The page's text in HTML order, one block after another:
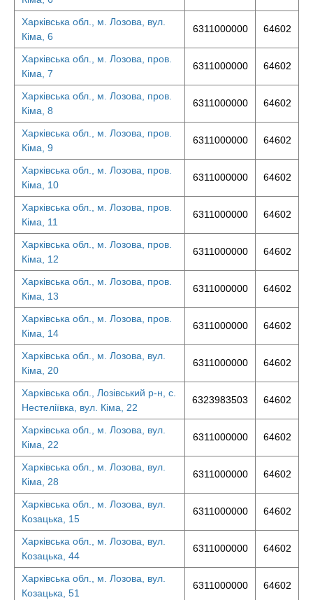
Харківська обл., м. Лозова, вул.
Кіма, 6
6311000000 64602
Харківська обл., м. Лозова, пров.
Кіма, 7
6311000000 64602
Харківська обл., м. Лозова, пров.
Кіма, 8
6311000000 64602
Харківська обл., м. Лозова, пров.
Кіма, 9
6311000000 64602
Харківська обл., м. Лозова, пров.
Кіма, 10
6311000000 64602
Харківська обл., м. Лозова, пров.
Кіма, 11
6311000000 64602
Харківська обл., м. Лозова, пров.
Кіма, 12
6311000000 64602
Харківська обл., м. Лозова, пров.
Кіма, 13
6311000000 64602
Харківська обл., м. Лозова, пров.
Кіма, 14
6311000000 64602
Харківська обл., м. Лозова, вул.
Кіма, 20
6311000000 64602
Харківська обл., Лозівський р-н, с.
Нестеліївка, вул. Кіма, 22
6323983503 64602
Харківська обл., м. Лозова, вул.
Кіма, 22
6311000000 64602
Харківська обл., м. Лозова, вул.
Кіма, 28
6311000000 64602
Харківська обл., м. Лозова, вул.
Козацька, 15
6311000000 64602
Харківська обл., м. Лозова, вул.
Козацька, 44
6311000000 64602
Харківська обл., м. Лозова, вул.
Козацька, 51
6311000000 64602